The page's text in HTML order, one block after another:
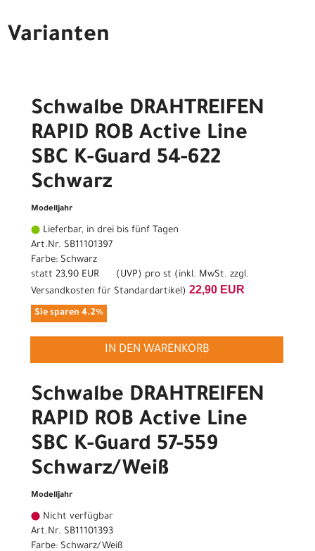
Varianten
Schwalbe DRAHTREIFEN
RAPID ROB Active Line
SBC K-Guard 54-622
Schwarz
Modelljahr
Lieferbar, in drei bis fünf Tagen
Art.Nr. SB11101397
Farbe: Schwarz
statt 23,90 EUR ( UVP) pro st (inkl. MwSt. zzgl.
Versandkosten für Standardartikel) 22,90 EUR
Sie sparen 4.2%
IN DEN WARENKORB
Schwalbe DRAHTREIFEN
RAPID ROB Active Line
SBC K-Guard 57-559
Schwarz/Weiß
Modelljahr
Nicht verfügbar
Art.Nr. SB11101393
Farbe: Schwarz/Weiß